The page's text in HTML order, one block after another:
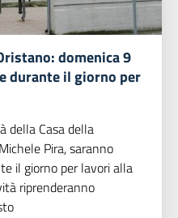
domenica 9
durante il giorno per
della Casa della
Pira, saranno
il giorno per lavori alla
riprenderanno